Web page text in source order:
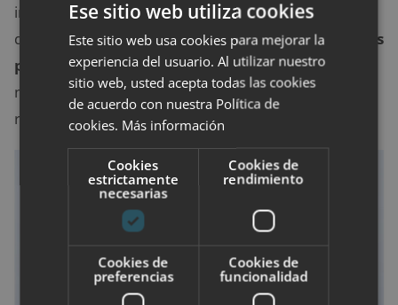
intervención empezarán a visualizarse los resultados
definitivos. Hay que darse cuenta de quedurante los
primeros días la cara estará hinchada, por lo que
no podremos sentirnos orgullosos de los verdaderos
resultados hasta más adelante.
Ese sitio web utiliza cookies
Este sitio web usa cookies para mejorar la
experiencia del usuario. Al utilizar nuestro
sitio web, usted acepta todas las cookies
de acuerdo con nuestra Política de
cookies. Más información
Cookies
estrictamente
necesarias
Cookies de
rendimiento
Cookies de
preferencias
Cookies de
funcionalidad